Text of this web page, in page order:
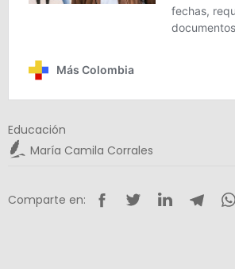
Educación
María Camila Corrales
Comparte en: